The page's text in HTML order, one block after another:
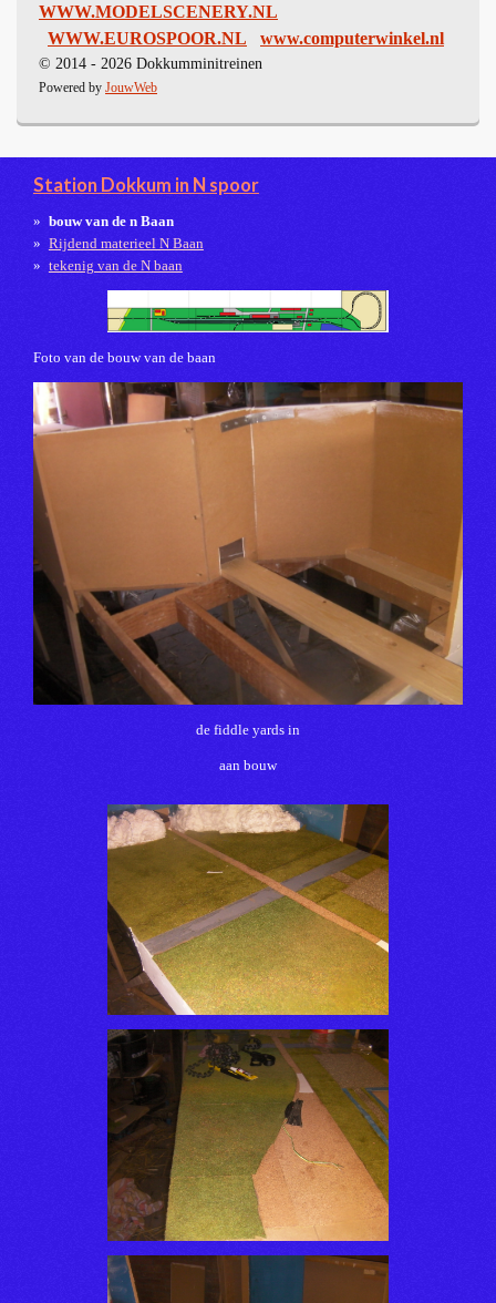
WWW.MODELSCENERY.NL
WWW.EUROSPOOR.NL
www.computerwinkel.nl
© 2014 - 2026 Dokkumminitreinen
Powered by JouwWeb
Station Dokkum in N spoor
bouw van de n Baan
Rijdend materieel N Baan
tekenig van de N baan
Foto van de bouw van de baan
de fiddle yards in
aan bouw